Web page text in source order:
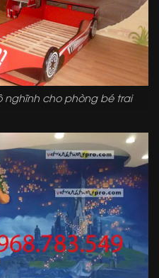
nghĩnh cho phòng bé trai